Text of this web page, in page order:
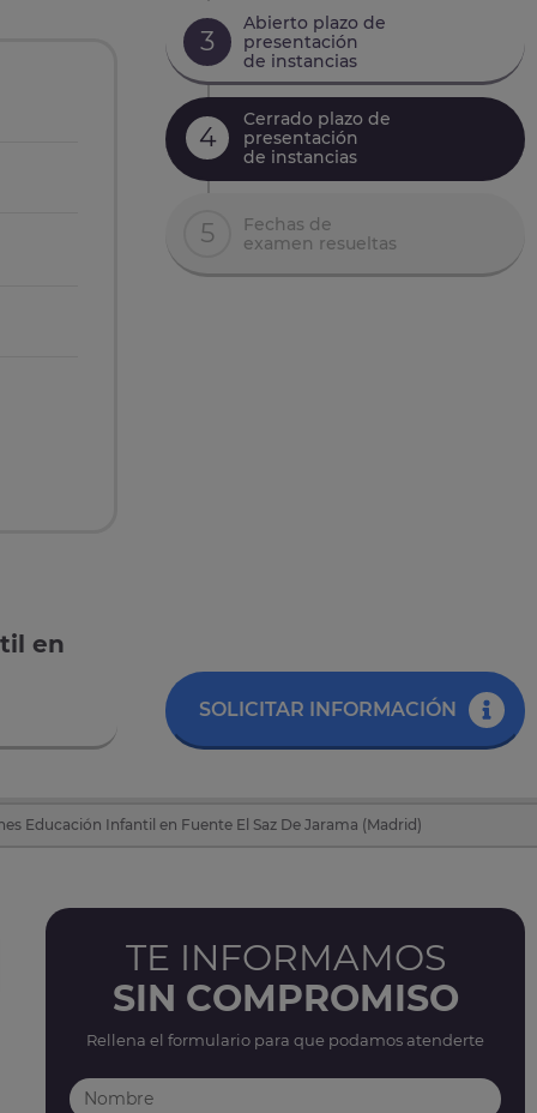
en
3
Abierto plazo de
presentación
de instancias
4
Cerrado plazo de
presentación
de instancias
5
Fechas de
examen resueltas
SOLICITAR INFORMACIÓN
Educación Infantil en Fuente El Saz De Jarama (Madrid)
TE INFORMAMOS
SIN COMPROMISO
Rellena el formulario para que podamos atenderte